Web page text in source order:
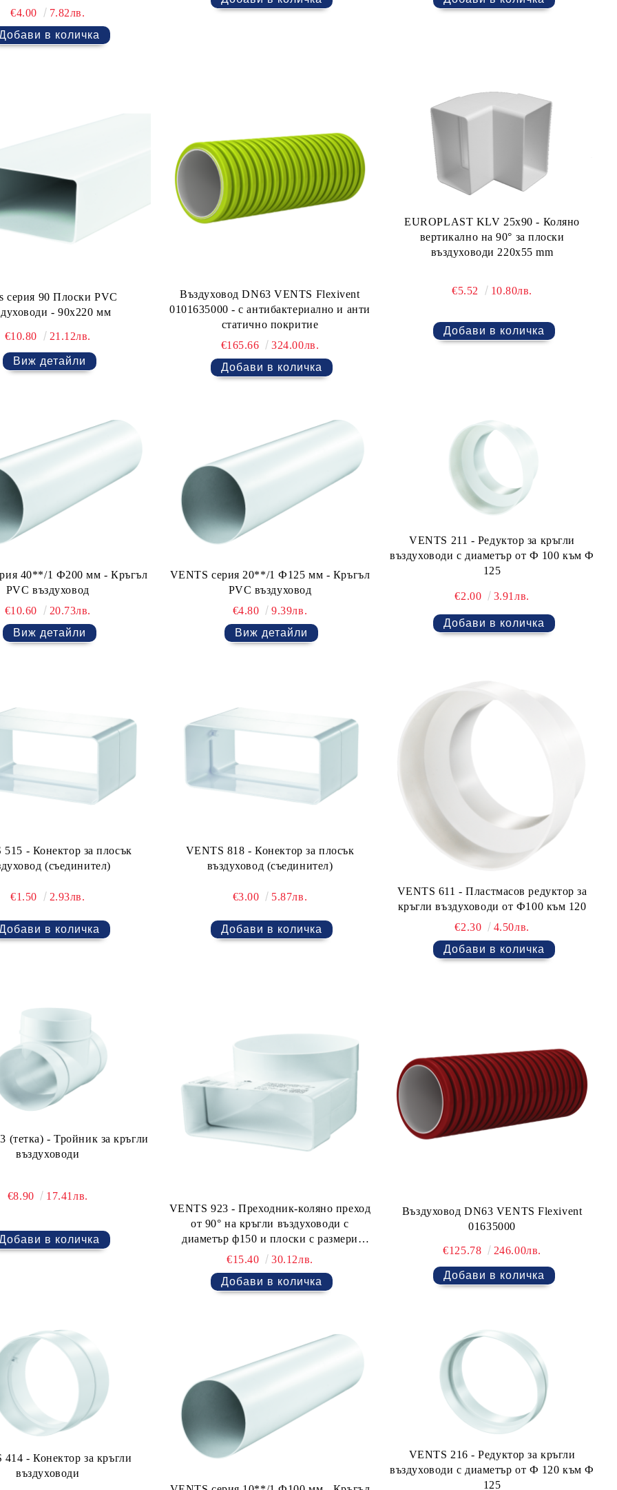
€4.00
7.82лв.
серия 90 Плоски PVC
- 90х220 мм
€10.80 21.12лв.
Виж детайли
Въздуховод DN63 VENTS Flexivent
0101635000 - с антибактериално и анти
статично покритие
€165.66
324.00лв.
EUROPLAST KLV 25x90 - Коляно
вертикално на 90° за плоски
въздуховоди 220x55 mm
€5.52 10.80лв.
40**/1 Ф200 мм - Кръгъл
PVC въздуховод
€10.60
20.73лв.
Виж детайли
VENTS серия 20**/1 Ф125 мм - Кръгъл
PVC въздуховод
€4.80
9.39лв.
Виж детайли
VENTS 211 - Редуктор за кръгли
въздуховоди с диаметър от Ф 100 към Ф
125
€2.00 3.91лв.
- Конектор за плосък
(съединител)
€1.50 2.93лв.
VENTS 818 - Конектор за плосък
въздуховод (съединител)
€3.00 5.87лв.
VENTS 611 - Пластмасов редуктор за
кръгли въздуховоди от Ф100 към 120
€2.30
4.50лв.
(тетка) - Тройник за кръгли
въздуховоди
€8.90
17.41лв.
VENTS 923 - Преходник-коляно преход
от 90° на кръгли въздуховоди с
диаметър ф150 и плоски с размери
90x220.
€15.40 30.12лв.
Въздуховод DN63 VENTS Flexivent
01635000
€125.78 246.00лв.
- Конектор за кръгли
въздуховоди
VENTS 216 - Редуктор за кръгли
въздуховоди с диаметър от Ф 120 към Ф
125